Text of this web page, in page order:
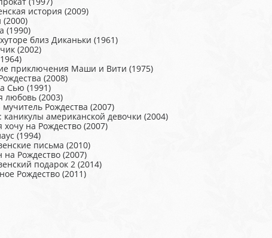
история (2009)
(1990)
близ Диканьки (1961)
(2002)
приключения Маши и Вити (1975)
(2008)
Сью (1991)
любовь (2003)
Рождества (2007)
каникулы американской девочки (2004)
хочу на Рождество (2007)
(1994)
письма (2010)
Рождество (2007)
подарок 2 (2014)
Рождество (2011)